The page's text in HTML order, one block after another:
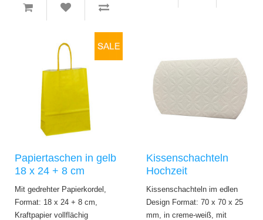
Papiertaschen in gelb
18 x 24 + 8 cm
Mit gedrehter Papierkordel,
Format: 18 x 24 + 8 cm,
Kraftpapier vollflächig
Kissenschachteln
Hochzeit
Kissenschachteln im edlen
Design Format: 70 x 70 x 25
mm, in creme-weiß, mit